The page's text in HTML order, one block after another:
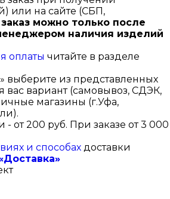
или на сайте (СБП,
можно только после
наличия изделий
оплаты читайте в разделе
выберите из представленных
вариант (самовывоз, СДЭК,
магазины (г.Уфа,
- от 200 руб. При заказе от 3 000
и способах доставки